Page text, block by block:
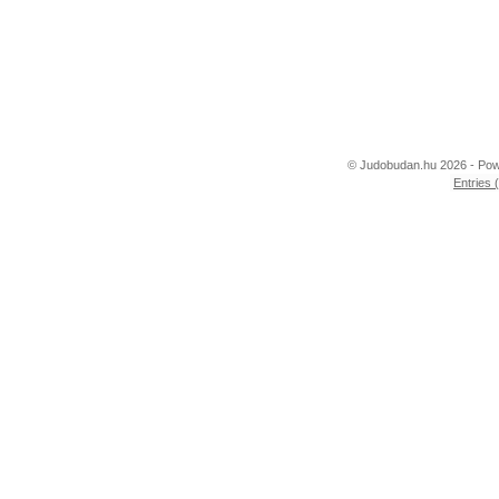
© Judobudan.hu 2026 -
Entries